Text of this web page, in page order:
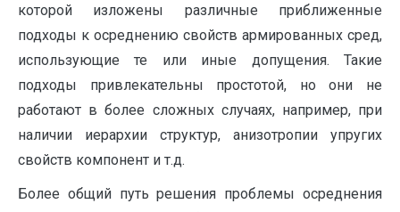
которой изложены различные приближенные
подходы к осреднению свойств армированных сред,
использующие те или иные допущения. Такие
подходы привлекательны простотой, но они не
работают в более сложных случаях, например, при
наличии иерархии структур, анизотропии упругих
свойств компонент и т.д.
Более общий путь решения проблемы осреднения